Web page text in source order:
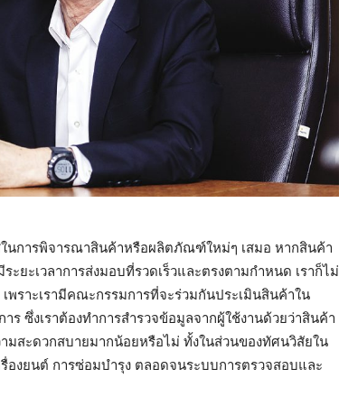
ในการพิจารณาสินค้าหรือผลิตภัณฑ์ใหม่ๆ เสมอ หากสินค้า
ยะเวลาการส่งมอบที่รวดเร็วและตรงตามกำหนด เราก็ไม่
ราะเรามีคณะกรรมการที่จะร่วมกันประเมินสินค้าใน
ซึ่งเราต้องทำการสำรวจข้อมูลจากผู้ใช้งานด้วยว่าสินค้า
มสะดวกสบายมากน้อยหรือไม่ ทั้งในส่วนของทัศนวิสัยใน
องยนต์ การซ่อมบำรุง ตลอดจนระบบการตรวจสอบและ